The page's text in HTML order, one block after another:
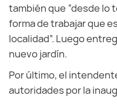
también que “desde lo
forma de trabajar que
localidad”. Luego
nuevo jardín.
Por último, el
autoridades por la